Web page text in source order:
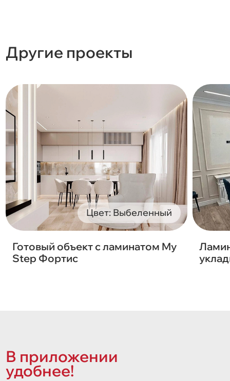
Другие проекты
Цвет: Выбеленный
Готовый объект с ламинатом My
Step Фортис
В приложении
удобнее!